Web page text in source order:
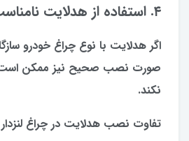
۴. استفاده از هدلایت نامناسب
اگر هدلایت با نوع چراغ خودرو
صورت نصب صحیح نیز ممکن است
نکند.
تفاوت نصب هدلایت در چراغ